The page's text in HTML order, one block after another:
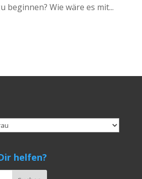
beginnen? Wie wäre es mit...
helfen?